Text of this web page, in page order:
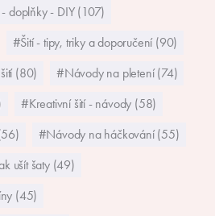
doplňky - DIY (107)
#Šití - tipy, triky a doporučení (90)
(80)
#Návody na pletení (74)
#Kreativní šití - návody (58)
#Návody na háčkování (55)
ušít šaty (49)
(45)